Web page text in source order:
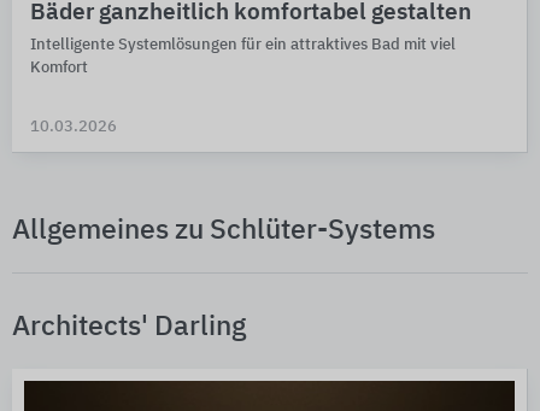
Bäder ganzheitlich komfortabel gestalten
Intelligente Systemlösungen für ein attraktives Bad mit viel
Komfort
10.03.2026
Allgemeines zu Schlüter-Systems
Architects' Darling